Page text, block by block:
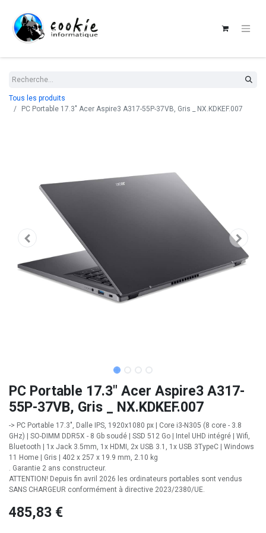
Tous les produits
PC Portable 17.3" Acer Aspire3 A317-55P-37VB, Gris _ NX.KDKEF.007
PC Portable 17.3" Acer Aspire3 A317-
55P-37VB, Gris _ NX.KDKEF.007
-> PC Portable 17.3", Dalle IPS, 1920x1080 px | Core i3-N305 (8 core - 3.8
GHz) | SO-DIMM DDR5X - 8 Gb soudé | SSD 512 Go | Intel UHD intégré | Wifi,
Bluetooth | 1x Jack 3.5mm, 1x HDMI, 2x USB 3.1, 1x USB 3TypeC | Windows
11 Home | Gris | 402 x 257 x 19.9 mm, 2.10 kg
. Garantie 2 ans constructeur.
ATTENTION! Depuis fin avril 2026 les ordinateurs portables sont vendus
SANS CHARGEUR conformément à directive 2023/2380/UE.
485,83 €